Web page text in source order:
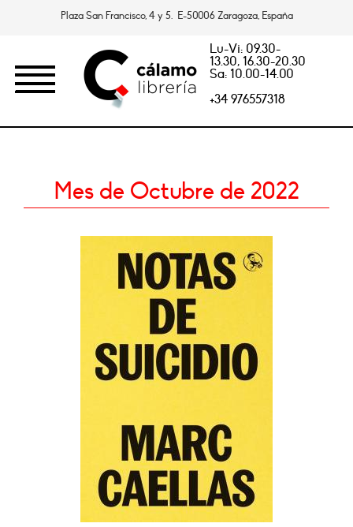
Plaza San Francisco, 4 y 5. E-50006 Zaragoza, España
Lu-Vi: 09.30-
13.30, 16.30-20.30
Sa: 10.00-14.00
+34 976557318
Mes de Octubre de 2022